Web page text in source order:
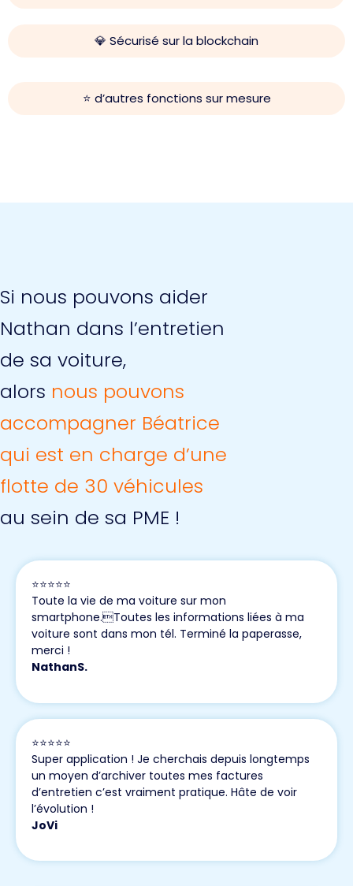
💎 Sécurisé sur la blockchain
⭐️ d’autres fonctions sur mesure
Si nous pouvons aider
Nathan dans l’entretien
de sa voiture,
alors nous pouvons
accompagner Béatrice
qui est en charge d’une
flotte de 30 véhicules
au sein de sa PME !
⭐️⭐️⭐️⭐️⭐️
Toute la vie de ma voiture sur mon
smartphone.Toutes les informations liées à ma
voiture sont dans mon tél. Terminé la paperasse,
merci !
NathanS.
⭐️⭐️⭐️⭐️⭐️
Super application ! Je cherchais depuis longtemps
un moyen d’archiver toutes mes factures
d’entretien c’est vraiment pratique. Hâte de voir
l’évolution !
JoVi